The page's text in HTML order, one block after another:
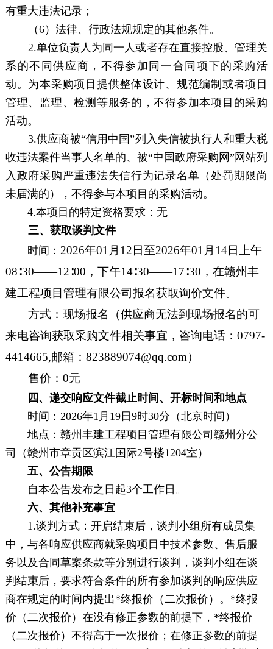
有重大违法记录；
（6）法律、行政法规规定的其他条件。
2.单位负责人为同一人或者存在直接控股、管理关
系的不同供应商，不得参加同一合同项下的采购活
动。为本采购项目提供整体设计、规范编制或者项目
管理、监理、检测等服务的，不得参加本项目的采购
活动。
3.供应商被“信用中国”列入失信被执行人和重大税
收违法案件当事人名单的、被“中国政府采购网”网站列
入政府采购严重违法失信行为记录名单（处罚期限尚
未届满的），不得参与本项目的采购活动。
4.本项目的特定资格要求： 无
三、获取谈判文件
时间： 2026年01 月 12 日至2026年01 月 14日上午
08∶30——12∶00，下午14∶30——17∶30 ， 在赣州丰
建工程项目管理有限公司报名获取询价文件。
方式：现场报名（供应商无法到现场报名的可
来电咨询获取采购文件相关事宜，咨询电话： 0797-
4414665,邮箱： 823889074@qq.com）
售价： 0元
四、递交响应文件截止时间、开标时间和地点
时间： 2026年1 月 19日 9时30分（北京时间）
地点： 赣州丰建工程项目管理有限公司 赣州分公
司
（赣州市章贡区滨江国际2号楼1204室）
五、公告期限
自本公告发布之日起3个工作日。
六、其他补充事宜
1.谈判方式：开启结束后，谈判小组所有成员集
中，与各响应供应商就采购项目中技术参数、售后服
务以及合同草案条款等分别进行谈判，谈判小组在谈
判结束后，要求符合条件的所有参加谈判的响应供应
商在规定的时间内提出*终报价（二次报价）。*终报
价（二次报价）在没有修正参数的前提下，*终报价
（二次报价）不得高于一次报价；在修正参数的前提